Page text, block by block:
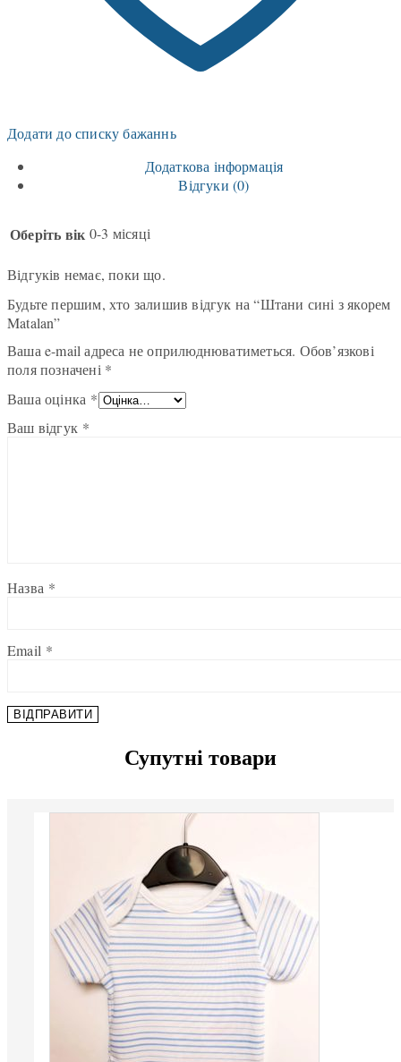
Додати до списку бажаннь
Додаткова інформація
Відгуки (0)
Оберіть вік 0-3 місяці
Відгуків немає, поки що.
Будьте першим, хто залишив відгук на “Штани сині з якорем
Matalan”
Ваша e-mail адреса не оприлюднюватиметься. Обов’язкові
поля позначені *
Ваша оцінка *
Ваш відгук *
Назва *
Email *
Супутні товари